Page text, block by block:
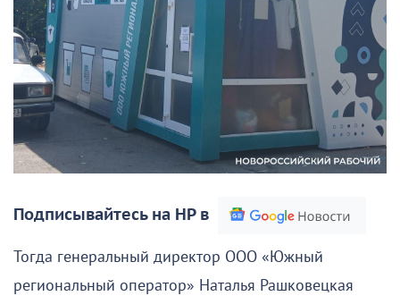
Подписывайтесь на НР в
Тогда генеральный директор ООО «Южный
региональный оператор» Наталья Рашковецкая